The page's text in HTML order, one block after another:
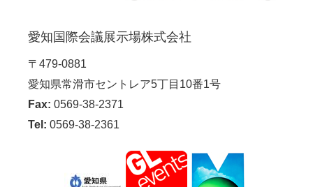
愛知国際会議展示場株式会社
〒479-0881
愛知県常滑市セントレア5丁目10番1号
Fax: 0569-38-2371
Tel: 0569-38-2361